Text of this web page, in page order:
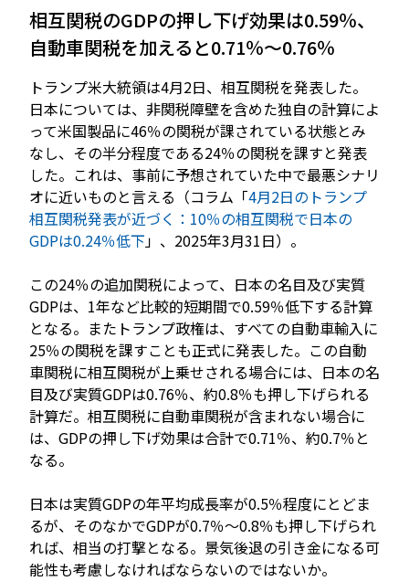
相互関税のGDPの押し下げ効果は0.59％、
自動車関税を加えると0.71％～0.76％
トランプ米大統領は4月2日、相互関税を発表した。
日本については、非関税障壁を含めた独自の計算によ
って米国製品に46％の関税が課されている状態とみ
なし、その半分程度である24％の関税を課すと発表
した。これは、事前に予想されていた中で最悪シナリ
オに近いものと言える（コラム「4月2日のトランプ
相互関税発表が近づく：10％の相互関税で日本の
GDPは0.24％低下」、2025年3月31日）。
この24％の追加関税によって、日本の名目及び実質
GDPは、1年など比較的短期間で0.59％低下する計算
となる。またトランプ政権は、すべての自動車輸入に
25％の関税を課すことも正式に発表した。この自動
車関税に相互関税が上乗せされる場合には、日本の名
目及び実質GDPは0.76％、約0.8％も押し下げられる
計算だ。相互関税に自動車関税が含まれない場合に
は、GDPの押し下げ効果は合計で0.71％、約0.7％と
なる。
日本は実質GDPの年平均成長率が0.5％程度にとどま
るが、そのなかでGDPが0.7％～0.8％も押し下げられ
れば、相当の打撃となる。景気後退の引き金になる可
能性も考慮しなければならないのではないか。